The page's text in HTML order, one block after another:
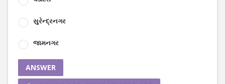
સુરેન્દ્રનગર
જામનગર
ANSWER